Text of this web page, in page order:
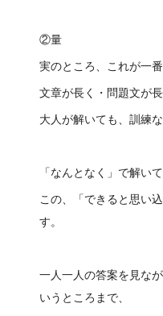
②量
実のところ、これが一
文章が長く・問題文が
大人が解いても、訓練
「なんとなく」で解い
この、「できると思い
す。
一人一人の答案を見な
いうところまで、